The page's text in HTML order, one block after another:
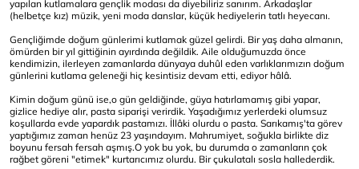
yapılan kutlamalara gençlik modası da diyebiliriz sanırım. Arkadaşlar
(helbetçe kız) müzik, yeni moda danslar, küçük hediyelerin tatlı heyecanı.
Gençliğimde doğum günlerimi kutlamak güzel gelirdi. Bir yaş daha almanın,
ömürden bir yıl gittiğinin ayırdında değildik. Aile olduğumuzda önce
kendimizin, ilerleyen zamanlarda dünyaya duhûl eden varlıklarımızın doğum
günlerini kutlama geleneği hiç kesintisiz devam etti, ediyor hâlâ.
Kimin doğum günü ise,o gün geldiğinde, güya hatırlamamış gibi yapar,
gizlice hediye alır, pasta siparişi verirdik. Yaşadığımız yerlerdeki olumsuz
koşullarda evde yapardık pastamızı. İllâki olurdu o pasta. Sarıkamış'ta görev
yaptığımız zaman henüz 23 yaşındayım. Mahrumiyet, soğukla birlikte diz
boyunu fersah fersah aşmış.O yok bu yok, bu durumda o zamanların çok
rağbet göreni "etimek" kurtarıcımız olurdu. Bir çukulatalı sosla hallederdik.